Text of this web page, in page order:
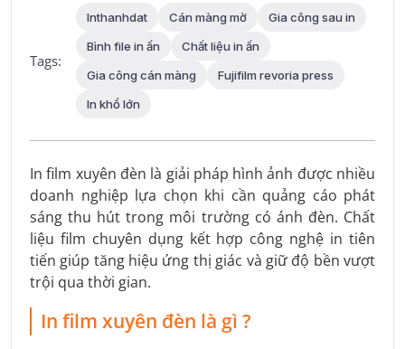
Tags:
Inthanhdat Cán màng mờ
Gia công sau in
Bình file in ấn
Chất liệu in ấn
Gia công cán màng
Fujifilm revoria press
In khổ lớn
In film xuyên đèn là giải pháp hình ảnh được nhiều
doanh nghiệp lựa chọn khi cần quảng cáo phát
sáng thu hút trong môi trường có ánh đèn. Chất
liệu film chuyên dụng kết hợp công nghệ in tiên
tiến giúp tăng hiệu ứng thị giác và giữ độ bền vượt
trội qua thời gian.
In film xuyên đèn là gì ?